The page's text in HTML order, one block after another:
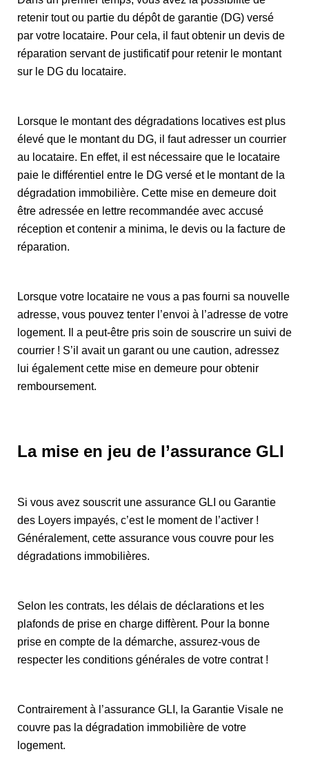
retenir tout ou partie du dépôt de garantie (DG) versé
par votre locataire. Pour cela, il faut obtenir un devis de
réparation servant de justificatif pour retenir le montant
sur le DG du locataire.
Lorsque le montant des dégradations locatives est plus
élevé que le montant du DG, il faut adresser un courrier
au locataire. En effet, il est nécessaire que le locataire
paie le différentiel entre le DG versé et le montant de la
dégradation immobilière. Cette mise en demeure doit
être adressée en lettre recommandée avec accusé
réception et contenir a minima, le devis ou la facture de
réparation.
Lorsque votre locataire ne vous a pas fourni sa nouvelle
adresse, vous pouvez tenter l’envoi à l’adresse de votre
logement. Il a peut-être pris soin de souscrire un suivi de
courrier ! S’il avait un garant ou une caution, adressez
lui également cette mise en demeure pour obtenir
remboursement.
La mise en jeu de l’assurance GLI
Si vous avez souscrit une assurance GLI ou Garantie
des Loyers impayés, c’est le moment de l’activer !
Généralement, cette assurance vous couvre pour les
dégradations immobilières.
Selon les contrats, les délais de déclarations et les
plafonds de prise en charge diffèrent. Pour la bonne
prise en compte de la démarche, assurez-vous de
respecter les conditions générales de votre contrat !
Contrairement à l’assurance GLI, la Garantie Visale ne
couvre pas la dégradation immobilière de votre
logement.